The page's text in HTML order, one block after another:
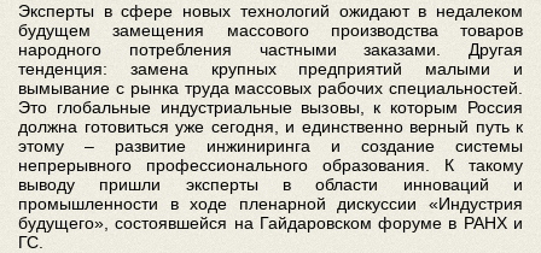
Эксперты в сфере новых технологий ожидают в недалеком
будущем замещения массового производства товаров
народного потребления частными заказами. Другая
тенденция: замена крупных предприятий малыми и
вымывание с рынка труда массовых рабочих специальностей.
Это глобальные индустриальные вызовы, к которым Россия
должна готовиться уже сегодня, и единственно верный путь к
этому – развитие инжиниринга и создание системы
непрерывного профессионального образования. К такому
выводу пришли эксперты в области инноваций и
промышленности в ходе пленарной дискуссии «Индустрия
будущего», состоявшейся на Гайдаровском форуме в РАНХ и
ГС.